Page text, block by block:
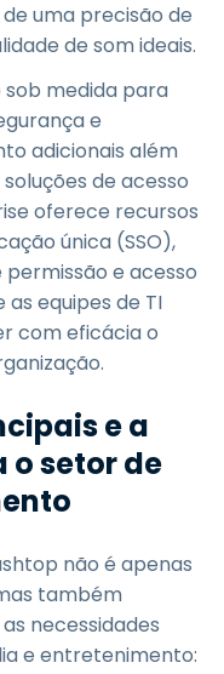
uma precisão de
de som ideais.
sob medida para
e
adicionais além
de acesso
oferece recursos
única (SSO),
e acesso
equipes de TI
com eficácia o
e a
o setor de
não é apenas
também
necessidades
e entretenimento: